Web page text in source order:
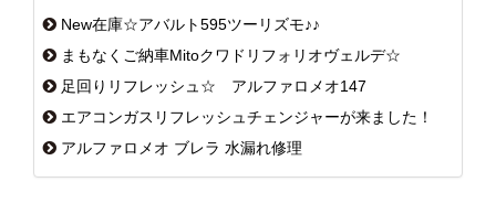
New在庫☆アバルト595ツーリズモ♪♪
まもなくご納車Mitoクワドリフォリオヴェルデ☆
足回りリフレッシュ☆ アルファロメオ147
エアコンガスリフレッシュチェンジャーが来ました！
アルファロメオ ブレラ 水漏れ修理